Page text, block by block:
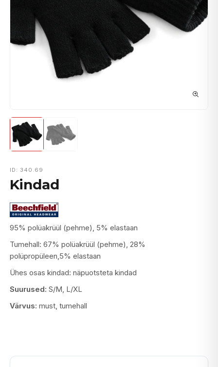
ID: 340.69
Kindad
95% polüakrüül (pehme), 5% elastaan
Tumehall: 67% polüakrüül (pehme), 28%
polüpropüleen,5% elastaan
Ühes osas kindad: näpuotsteta kindad
Suurused: S/M, L/XL
Värvus: must, tumehall